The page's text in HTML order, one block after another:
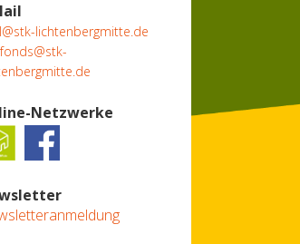
lichtenbergmitte.de
Netzwerke